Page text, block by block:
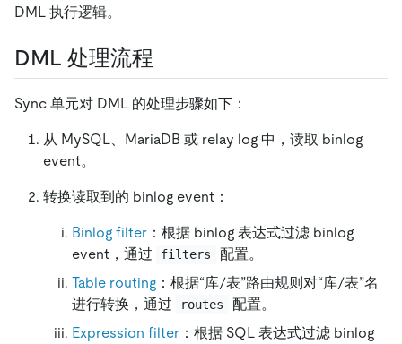
DML 执行逻辑。
DML 处理流程
Sync 单元对 DML 的处理步骤如下：
从 MySQL、MariaDB 或 relay log 中，读取 binlog
event。
转换读取到的 binlog event：
Binlog filter ：根据 binlog 表达式过滤 binlog
event，通过
filters
配置。
Table routing ：根据“库/表”路由规则对“库/表”名
进行转换，通过
routes
配置。
Expression filter ：根据 SQL 表达式过滤 binlog